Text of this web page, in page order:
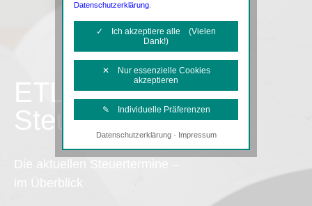
ETL
Steuertermine
Die aktuellen Steuertermine –
im Überblick
Datenschutzerklärung
✓ Ich akzeptiere alle (Vielen
Dank!)
✕ Nur essenzielle Cookies
akzeptieren
✎ Individuelle Präferenzen
Notwendige Cookies
Diese Cookies sind erforderlich, um die
Tracking- und Targeting-Cookies
Datenschutzerklärung· Impressum